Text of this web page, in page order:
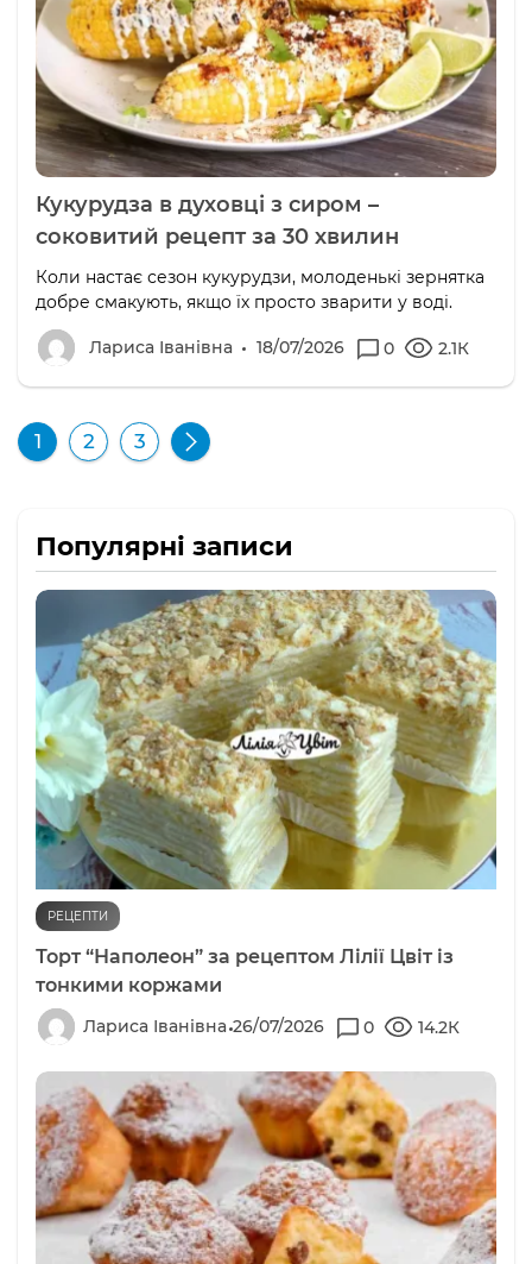
Кукурудза в духовці з сиром –
соковитий рецепт за 30 хвилин
Коли настає сезон кукурудзи, молоденькі зернятка
добре смакують, якщо їх просто зварити у воді.
Лариса Іванівна 18/07/2026 0 2.1К
1 2 3
Популярні записи
РЕЦЕПТИ
Торт “Наполеон” за рецептом Лілії Цвіт із
тонкими коржами
Лариса Іванівна 26/07/2026 0 14.2К